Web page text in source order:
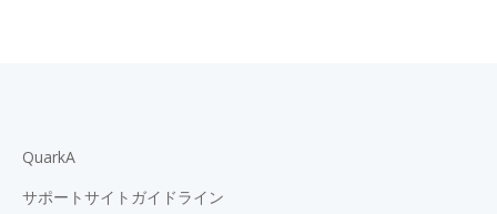
QuarkA
サポートサイトガイドライン